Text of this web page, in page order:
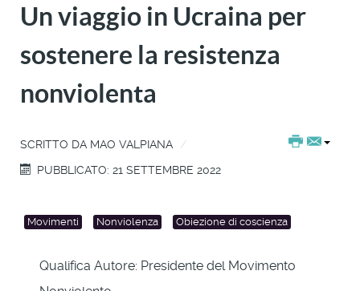
Un viaggio in Ucraina per
sostenere la resistenza
nonviolenta
SCRITTO DA MAO VALPIANA
PUBBLICATO: 21 SETTEMBRE 2022
Movimenti Nonviolenza Obiezione di coscienza
Qualifica Autore: Presidente del Movimento